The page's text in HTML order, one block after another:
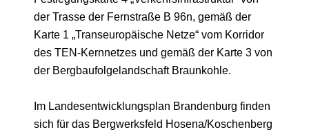
der Trasse der Fernstraße B 96n, gemäß der
Karte 1 „Transeuropäische Netze“ vom Korridor
des TEN-Kernnetzes und gemäß der Karte 3 von
der Bergbaufolgelandschaft Braunkohle.
Im Landesentwicklungsplan Brandenburg finden
sich für das Bergwerksfeld Hosena/Koschenberg